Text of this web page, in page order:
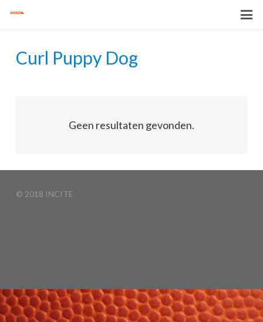
Curl Puppy Dog
Geen resultaten gevonden.
© 2018 INCITE